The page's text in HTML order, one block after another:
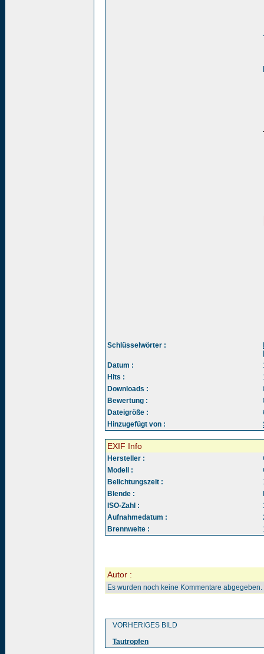
Schlüsselwörter :
Datum :
Hits :
Downloads :
Bewertung :
Dateigröße :
Hinzugefügt von :
EXIF Info
Hersteller :
Modell :
Belichtungszeit :
Blende :
ISO-Zahl :
Aufnahmedatum :
Brennweite :
Autor :
Es wurden noch keine Kommentare abgegeben.
VORHERIGES BILD
Tautropfen